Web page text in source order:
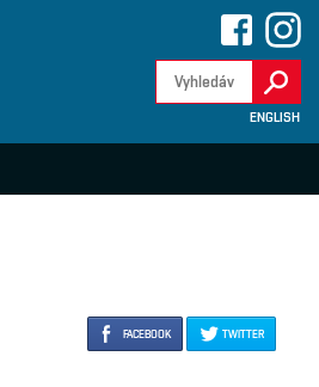
ENGLISH
FACEBOOK TWITTER